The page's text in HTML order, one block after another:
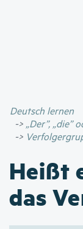
Deutsch lernen
„Der”, „die”
Heißt
das